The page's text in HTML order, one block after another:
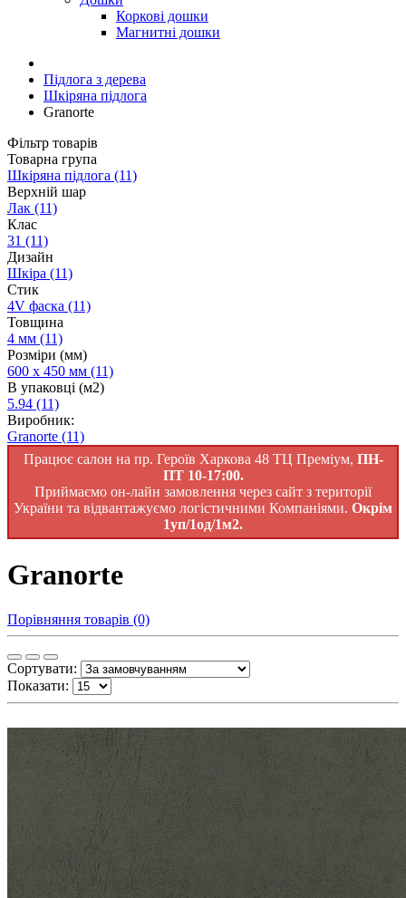
Коркові дошки
Магнитні дошки
Підлога з дерева
Шкіряна підлога
Granorte
Фільтр товарів
Товарна група
Шкіряна підлога (11)
Верхній шар
Лак (11)
Клас
31 (11)
Дизайн
Шкіра (11)
Стик
4V фаска (11)
Товщина
4 мм (11)
Розміри (мм)
600 х 450 мм (11)
В упаковці (м2)
5.94 (11)
Виробник:
Granorte (11)
Працює салон на пр. Героїв Харкова 48 ТЦ Преміум, ПН-
ПТ 10-17:00.
Приймаємо он-лайн замовлення через сайт з території
України та відвантажуємо логістичними Компаніями. Окрім
1уп/1од/1м2.
Granorte
Порівняння товарів (0)
Сортувати:
Показати: